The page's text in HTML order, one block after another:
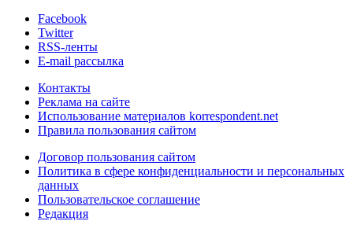
Facebook
Twitter
RSS-ленты
E-mail рассылка
Контакты
Реклама на сайте
Использование материалов korrespondent.net
Правила пользования сайтом
Договор пользования сайтом
Политика в сфере конфиденциальности и персональных
данных
Пользовательское соглашение
Редакция